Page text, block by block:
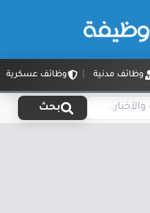
وظائف مدنية وظائف عسكرية
بحث